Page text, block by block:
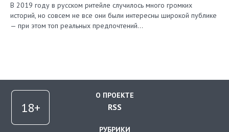
В 2019 году в русском ритейле случилось много громких
историй, но совсем не все они были интересны широкой публике
— при этом топ реальных предпочтений…
О ПРОЕКТЕ
RSS
РУБРИКИ